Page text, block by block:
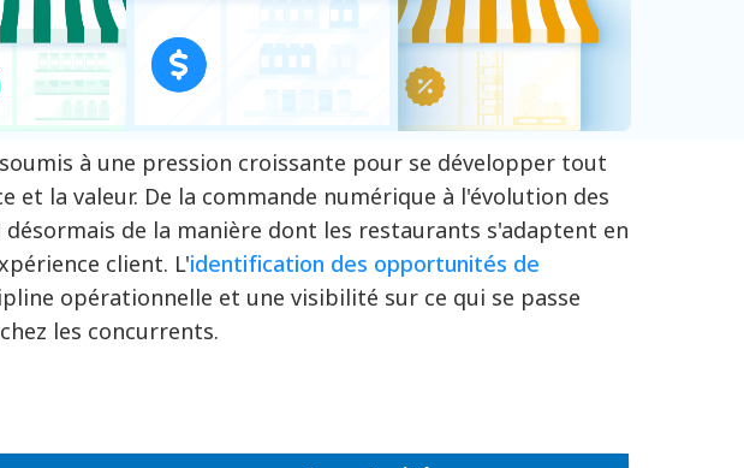
à une pression croissante pour se développer tout
et la valeur. De la commande numérique à l'évolution des
de la manière dont les restaurants s'adaptent en
client. L'identification des opportunités de
opérationnelle et une visibilité sur ce qui se passe
les concurrents.